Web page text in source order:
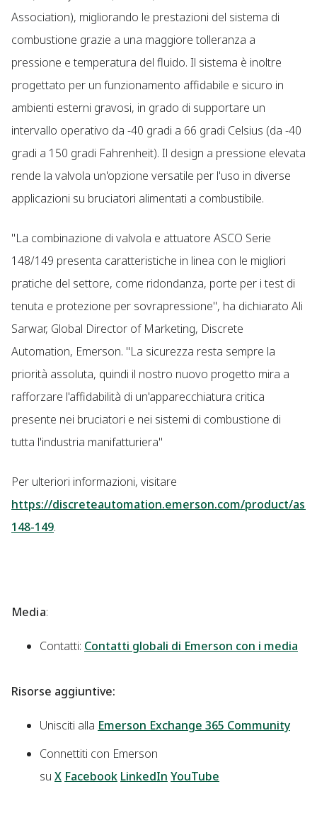
Association), migliorando le prestazioni del sistema di
combustione grazie a una maggiore tolleranza a
pressione e temperatura del fluido. Il sistema è inoltre
progettato per un funzionamento affidabile e sicuro in
ambienti esterni gravosi, in grado di supportare un
intervallo operativo da -40 gradi a 66 gradi Celsius (da -40
gradi a 150 gradi Fahrenheit). Il design a pressione elevata
rende la valvola un'opzione versatile per l'uso in diverse
applicazioni su bruciatori alimentati a combustibile.
"La combinazione di valvola e attuatore ASCO Serie
148/149 presenta caratteristiche in linea con le migliori
pratiche del settore, come ridondanza, porte per i test di
tenuta e protezione per sovrapressione", ha dichiarato Ali
Sarwar, Global Director of Marketing, Discrete
Automation, Emerson. "La sicurezza resta sempre la
priorità assoluta, quindi il nostro nuovo progetto mira a
rafforzare l'affidabilità di un'apparecchiatura critica
presente nei bruciatori e nei sistemi di combustione di
tutta l'industria manifatturiera"
Per ulteriori informazioni, visitare
https://discreteautomation.emerson.com/product/
148-149.
Media:
Contatti: Contatti globali di Emerson con i media
Risorse aggiuntive:
Unisciti alla Emerson Exchange 365 Community
Connettiti con Emerson
su X Facebook LinkedIn YouTube